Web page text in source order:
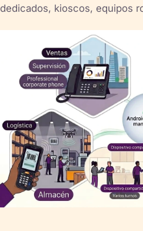
dedicados, kioscos, equipos